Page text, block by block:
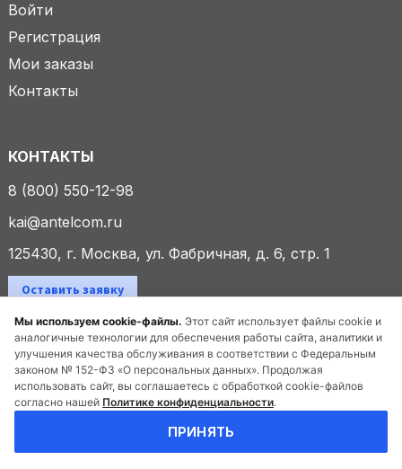
Мы используем cookie-файлы. Этот сайт использует файлы cookie и
аналогичные технологии для обеспечения работы сайта, аналитики и
улучшения качества обслуживания в соответствии с Федеральным
законом № 152-ФЗ «О персональных данных». Продолжая
использовать сайт, вы соглашаетесь с обработкой cookie-файлов
согласно нашей Политике конфиденциальности.
ПРИНЯТЬ
Войти
Регистрация
Мои заказы
Контакты
КОНТАКТЫ
8 (800) 550-12-98
kai@antelcom.ru
125430, г. Москва, ул. Фабричная, д. 6, стр. 1
Оставить заявку
© 2025 ООО «Антелком». Все права защищены.
Политика конфиденциальности